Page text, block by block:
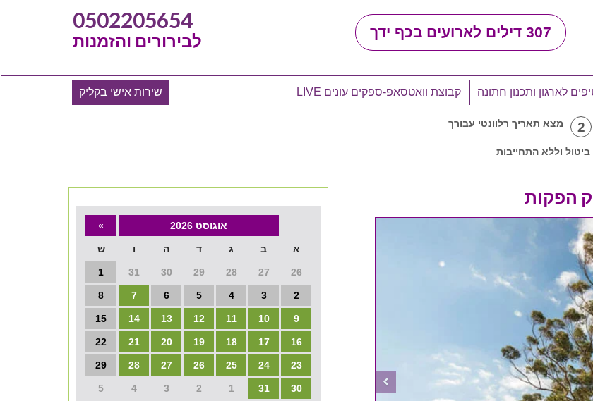
307 דילים לארועים בכף ידך 0502205654
לבירורים והזמנות
לארגון ותכנון חתונה קבוצת וואטסאפ-ספקים עונים LIVE שירות אישי בקליק
2 מצא תאריך רלוונטי עבורך
וללא התחייבות
אוגוסט 2026 »
א ב ג ד ה ו ש
26
27
28
29
30
31
1
2
3
4
5
6
7
8
9
10
11
12
13
14
15
16
17
18
19
20
21
22
23
24
25
26
27
28
29
30
31
1
2
3
4
5
הפקות